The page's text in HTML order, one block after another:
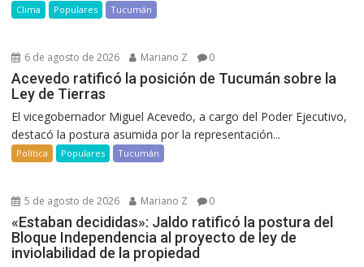
Clima Populares Tucumán
6 de agosto de 2026 Mariano Z 0
Acevedo ratificó la posición de Tucumán sobre la
Ley de Tierras
El vicegobernador Miguel Acevedo, a cargo del Poder Ejecutivo,
destacó la postura asumida por la representación...
Política Populares Tucumán
5 de agosto de 2026 Mariano Z 0
«Estaban decididas»: Jaldo ratificó la postura del
Bloque Independencia al proyecto de ley de
inviolabilidad de la propiedad